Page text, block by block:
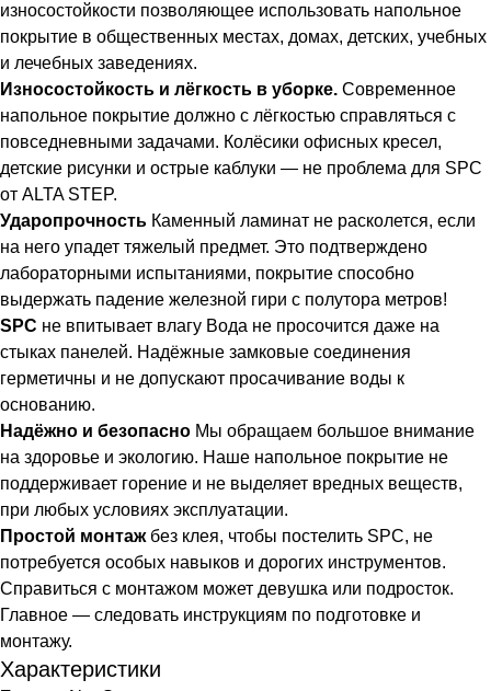
износостойкости позволяющее использовать напольное
покрытие в общественных местах, домах, детских, учебных
и лечебных заведениях.
Износостойкость и лёгкость в уборке. Современное
напольное покрытие должно с лёгкостью справляться с
повседневными задачами. Колёсики офисных кресел,
детские рисунки и острые каблуки — не проблема для SPC
от ALTA STEP.
Ударопрочность Каменный ламинат не расколется, если
на него упадет тяжелый предмет. Это подтверждено
лабораторными испытаниями, покрытие способно
выдержать падение железной гири с полутора метров!
SPC не впитывает влагу Вода не просочится даже на
стыках панелей. Надёжные замковые соединения
герметичны и не допускают просачивание воды к
основанию.
Надёжно и безопасно Мы обращаем большое внимание
на здоровье и экологию. Наше напольное покрытие не
поддерживает горение и не выделяет вредных веществ,
при любых условиях эксплуатации.
Простой монтажбез клея, чтобы постелить SPC, не
потребуется особых навыков и дорогих инструментов.
Справиться с монтажом может девушка или подросток.
Главное — следовать инструкциям по подготовке и
монтажу.
Характеристики